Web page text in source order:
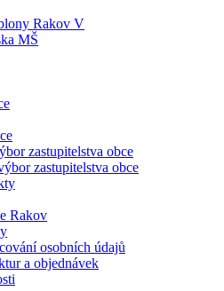
Rakov V
MŠ
zastupitelstva obce
zastupitelstva obce
Rakov
osobních údajů
a objednávek